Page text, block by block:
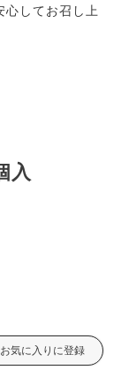
心してお召し上
入
お気に入りに登録